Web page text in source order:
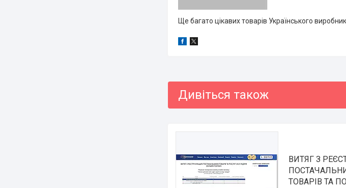
Ще багато цікавих товарів Українського
ВИТЯГ З
ТОВАРІВ ТА